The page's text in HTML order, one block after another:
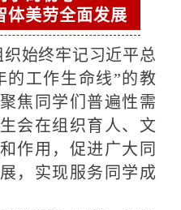
体美劳全面发展
始终牢记习近平总
的工作生命线”的教
焦同学们普遍性需
会在组织育人、文
作用，促进广大同
，实现服务同学成